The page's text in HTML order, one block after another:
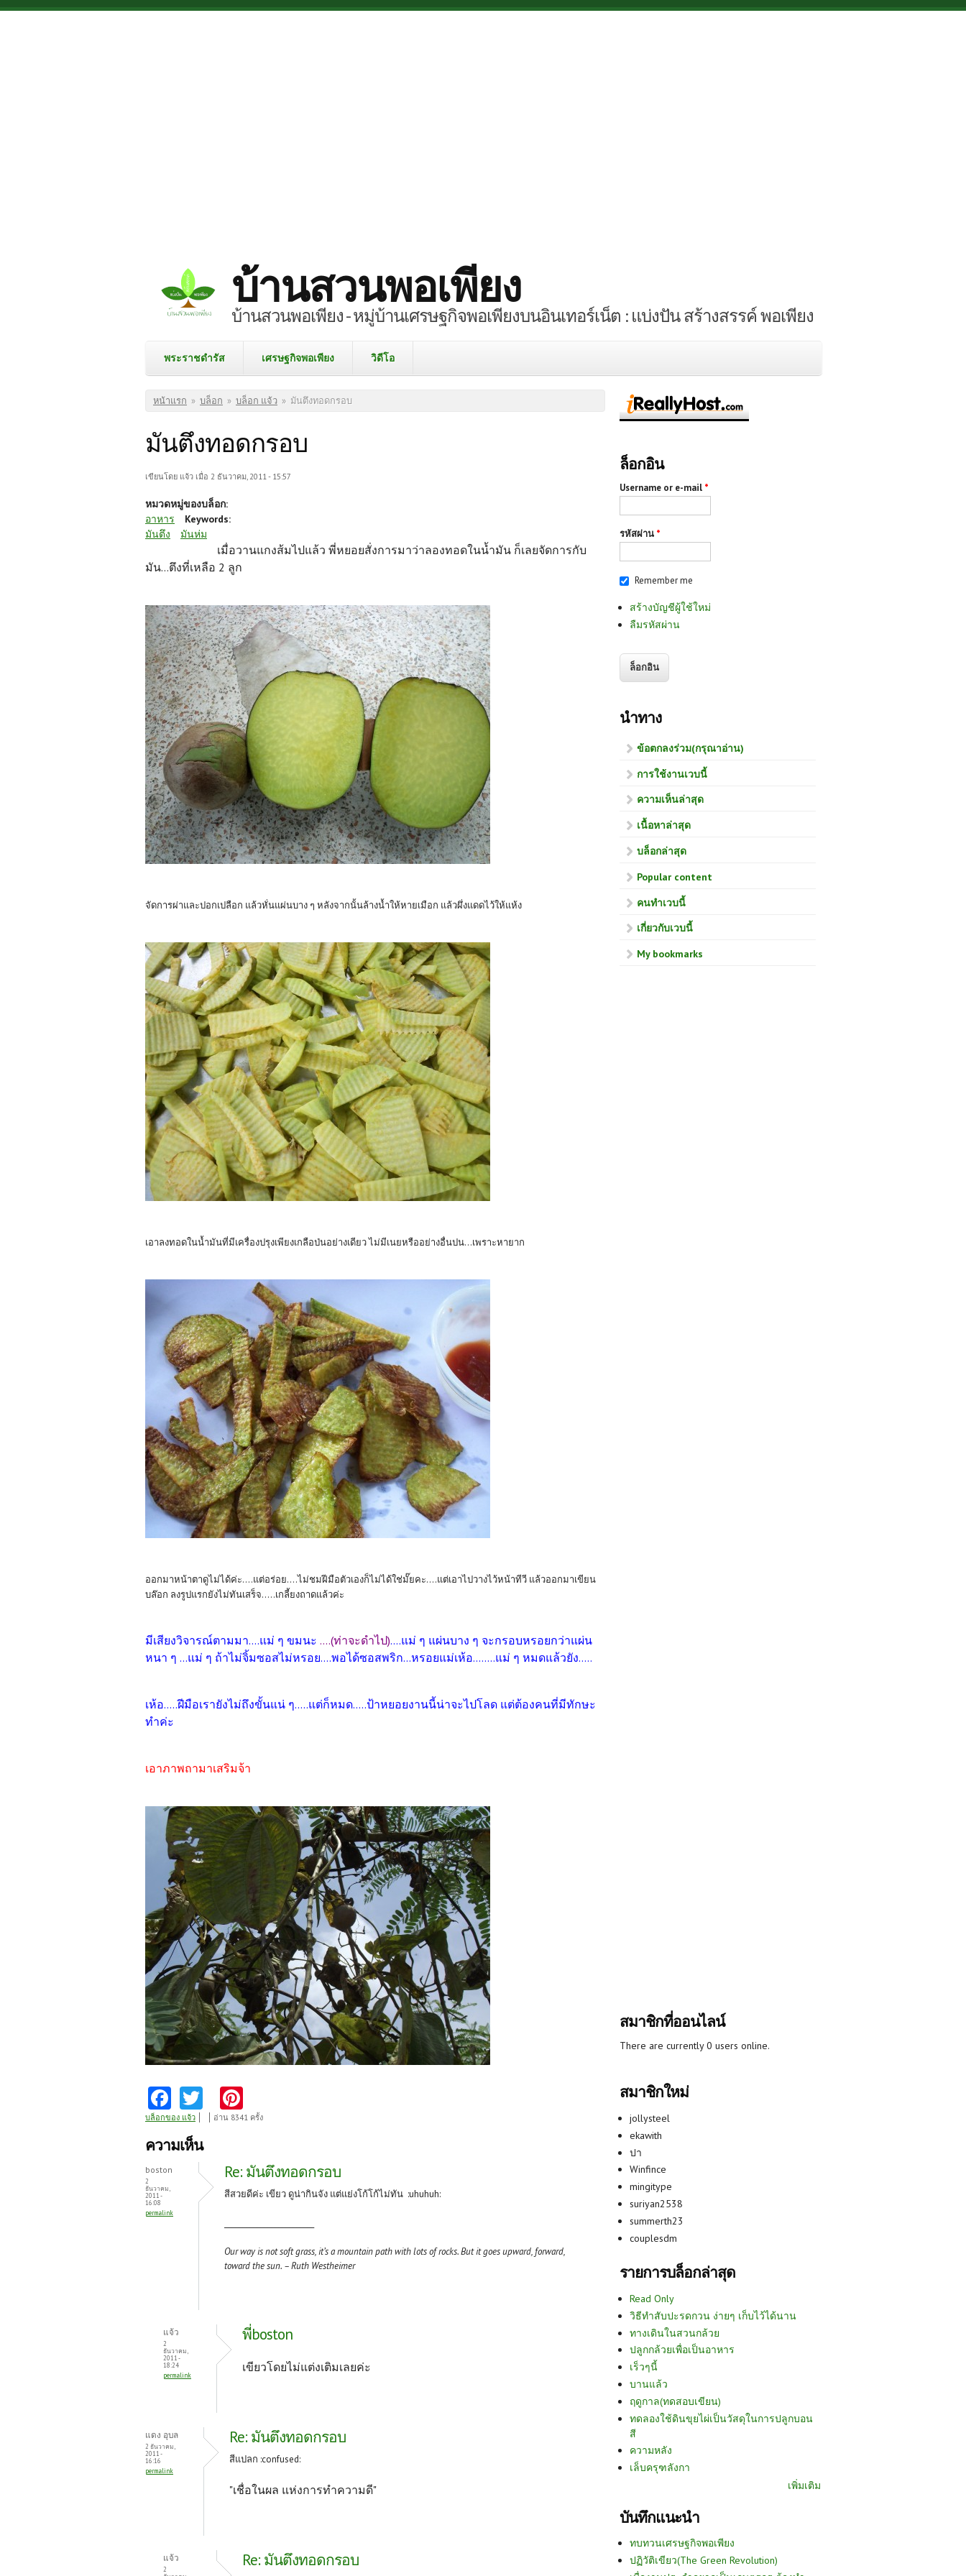
Skip to main content
บ้านสวนพอเพียง
บ้านสวนพอเพียง - หมู่บ้านเศรษฐกิจพอเพียงบนอินเทอร์เน็ต : แบ่งปัน สร้างสรรค์ พอเพียง
พระราชดำรัส เศรษฐกิจพอเพียง วิดีโอ
คุณอยู่ที่นี่
หน้าแรก » บล็อก » บล็อก แจ้ว » มันตึงทอดกรอบ
มันตึงทอดกรอบ
เขียนโดย แจ้ว เมื่อ 2 ธันวาคม, 2011 - 15:57
หมวดหมู่ของบล็อก:
อาหาร
Keywords:
มันตึง
มันห่ม
เมื่อวานแกงส้มไปแล้ว พี่หยอยสั่งการมาว่าลองทอดในน้ำมัน ก็เลยจัดการกับ
มัน...ตึงที่เหลือ 2 ลูก
จัดการผ่าและปอกเปลือก แล้วหั่นแผ่นบาง ๆ หลังจากนั้นล้างน้ำให้หายเมือก แล้วผึ่งแดดไว้ให้แห้ง
เอาลงทอดในน้ำมันที่มีเครื่องปรุงเพียงเกลือป่นอย่างเดียว ไม่มีเนยหรืออย่างอื่นปน...เพราะหายาก
ออกมาหน้าตาดูไม่ได้ค่ะ....แต่อร่อย....ไม่ชมฝีมือตัวเองก็ไม่ได้ใช่มั๊ยคะ....แต่เอาไปวางไว้หน้าทีวี แล้วออกมาเขียน
บล๊อก ลงรูปแรกยังไม่ทันเสร็จ.....เกลี้ยงถาดแล้วค่ะ
มีเสียงวิจารณ์ตามมา....แม่ ๆ ขมนะ ....(ท่าจะดำไป)....แม่ ๆ แผ่นบาง ๆ จะกรอบหรอยกว่าแผ่น
หนา ๆ ...แม่ ๆ ถ้าไม่จิ้มซอสไม่หรอย....พอได้ซอสพริก...หรอยแม่เห้อ........แม่ ๆ หมดแล้วยัง.....
เห้อ.....ฝีมือเรายังไม่ถึงขั้นแน่ ๆ.....แต่ก็หมด.....ป้าหยอยงานนี้น่าจะไปโลด แต่ต้องคนที่มีทักษะ
ทำค่ะ
เอาภาพถามาเสริมจ้า
Fa
ce
b
o
k
w
itt
nt
es
t
บล็อกของ แจ้ว อ่าน 8341 ครั้ง
ความเห็น
boston
2
ธันวาคม,
2011 -
16:08
permalink
Re: มันตึงทอดกรอบ
สีสวยดีค่ะ เขียว ดูน่ากินจัง แต่แย่งโก้โก้ไม่ทัน :uhuhuh:
Our way is not soft grass, it’s a mountain path with lots of rocks. But it goes upward, forward,
toward the sun. – Ruth Westheimer
แจ้ว
2
ธันวาคม,
2011 -
18:24
permalink
พี่boston
เขียวโดยไม่แต่งเติมเลยค่ะ
แดง อุบล
2 ธันวาคม,
2011 -
16:16
permalink
Re: มันตึงทอดกรอบ
สีแปลก :confused:
"เชื่อในผล แห่งการทำความดี"
แจ้ว
2
Re: มันตึงทอดกรอบ
ล็อกอิน
Username or e-mail *
รหัสผ่าน *
Remember me
สร้างบัญชีผู้ใช้ใหม่
ลืมรหัสผ่าน
นำทาง
ข้อตกลงร่วม(กรุณาอ่าน)
การใช้งานเวบนี้
ความเห็นล่าสุด
เนื้อหาล่าสุด
บล็อกล่าสุด
Popular content
คนทำเวบนี้
เกี่ยวกับเวบนี้
My bookmarks
สมาชิกที่ออนไลน์
There are currently 0 users online.
สมาชิกใหม่
jollysteel
ekawith
ปา
Winfince
mingitype
suriyan2538
summerth23
couplesdm
รายการบล็อกล่าสุด
Read Only
วิธีทำสับปะรดกวน ง่ายๆ เก็บไว้ได้นาน
ทางเดินในสวนกล้วย
ปลูกกล้วยเพื่อเป็นอาหาร
เร็วๆนี้
บานแล้ว
ฤดูกาล(ทดสอบเขียน)
ทดลองใช้ดินขุยไผ่เป็นวัสดุในการปลูกบอน
สี
ความหลัง
เล็บครุฑลังกา
เพิ่มเติม
บันทึกแนะนำ
ทบทวนเศรษฐกิจพอเพียง
ปฏิวัติเขียว(The Green Revolution)